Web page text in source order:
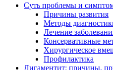
Суть проблемы и
Причины развития
Методы
Лечение
Консервативные
Хирургическое
Профилактика
Лигаментит: причины,